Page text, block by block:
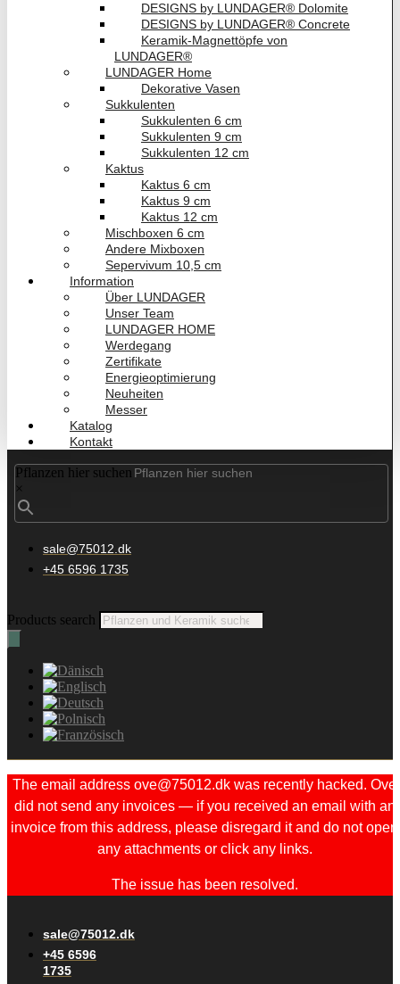
DESIGNS by LUNDAGER® Dolomite
DESIGNS by LUNDAGER® Concrete
Keramik-Magnettöpfe von
LUNDAGER®
LUNDAGER Home
Dekorative Vasen
Sukkulenten
Sukkulenten 6 cm
Sukkulenten 9 cm
Sukkulenten 12 cm
Kaktus
Kaktus 6 cm
Kaktus 9 cm
Kaktus 12 cm
Mischboxen 6 cm
Andere Mixboxen
Sepervivum 10,5 cm
Information
Über LUNDAGER
Unser Team
LUNDAGER HOME
Werdegang
Zertifikate
Energieoptimierung
Neuheiten
Messer
Katalog
Kontakt
Pflanzen hier suchen
×
sale@75012.dk
+45 6596 1735
Products search
The email address ove@75012.dk was recently hacked. Ove
did not send any invoices — if you received an email with an
invoice from this address, please disregard it and do not open
any attachments or click any links.
The issue has been resolved.
sale@75012.dk
+45 6596
1735